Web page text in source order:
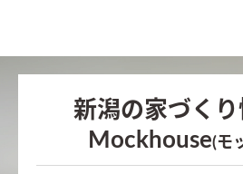
新潟の家づくり
Mockhouse(モ